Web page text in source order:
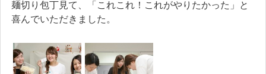
麺切り包丁見て、「これこれ！これがやりたかった」と
喜んでいただきました。